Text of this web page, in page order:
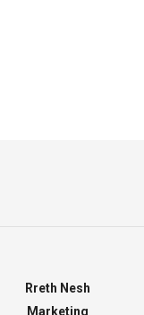
Rreth Nesh
Marketing